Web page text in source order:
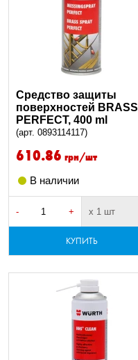
Средство защиты
поверхностей BRASS
PERFECT, 400 ml
(арт. 0893114117)
610.86 грн/шт
В наличии
- + х 1 шт
КУПИТЬ